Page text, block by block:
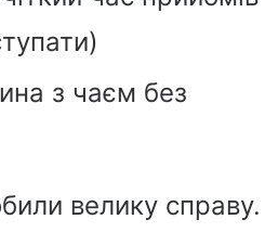
з чаєм без
велику справу.